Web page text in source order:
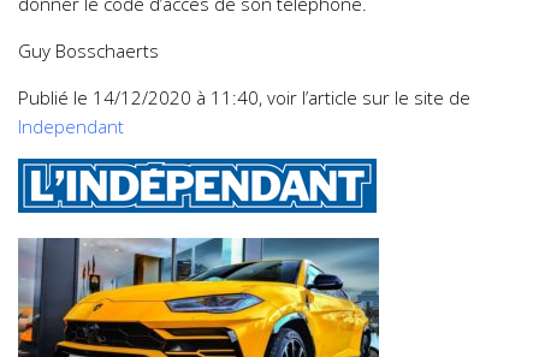
Guy Bosschaerts
Publié le 14/12/2020 à 11:40, voir l’article sur le site de
Independant